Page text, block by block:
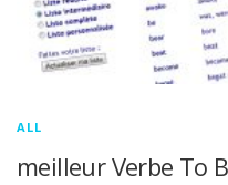
ALL
meilleur Verbe To